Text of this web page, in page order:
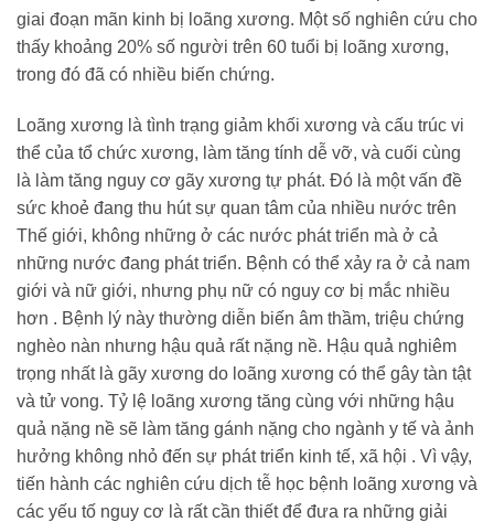
giai đoạn mãn kinh bị loãng xương. Một số nghiên cứu cho
thấy khoảng 20% số người trên 60 tuổi bị loãng xương,
trong đó đã có nhiều biến chứng.
Loãng xương là tình trạng giảm khối xương và cấu trúc vi
thể của tổ chức xương, làm tăng tính dễ vỡ, và cuối cùng
là làm tăng nguy cơ gãy xương tự phát. Đó là một vấn đề
sức khoẻ đang thu hút sự quan tâm của nhiều nước trên
Thế giới, không những ở các nước phát triển mà ở cả
những nước đang phát triển. Bệnh có thể xảy ra ở cả nam
giới và nữ giới, nhưng phụ nữ có nguy cơ bị mắc nhiều
hơn . Bệnh lý này thường diễn biến âm thầm, triệu chứng
nghèo nàn nhưng hậu quả rất nặng nề. Hậu quả nghiêm
trọng nhất là gãy xương do loãng xương có thể gây tàn tật
và tử vong. Tỷ lệ loãng xương tăng cùng với những hậu
quả nặng nề sẽ làm tăng gánh nặng cho ngành y tế và ảnh
hưởng không nhỏ đến sự phát triển kinh tế, xã hội . Vì vậy,
tiến hành các nghiên cứu dịch tễ học bệnh loãng xương và
các yếu tố nguy cơ là rất cần thiết để đưa ra những giải